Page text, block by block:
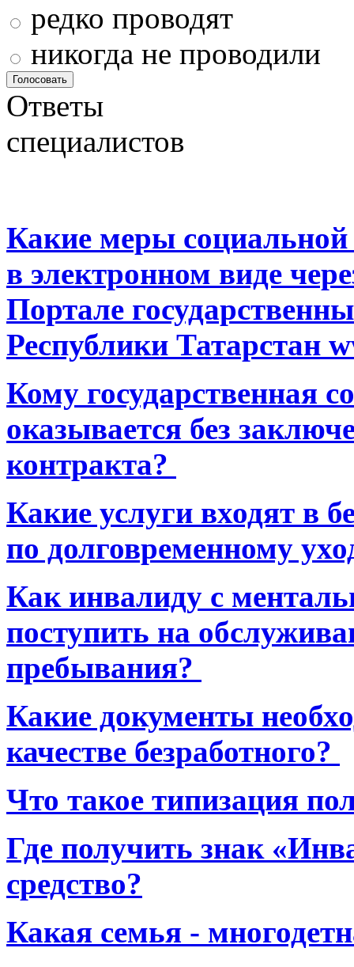
редко проводят
никогда не проводили
Ответы
специалистов
Какие меры
в электронном виде
Портале
Республики Татарстан
Кому государственная
оказывается без
контракта?
Какие услуги входят в
по долговременному
Как инвалиду с
поступить на
пребывания?
Какие документы
качестве безработного?
Что такое типизация
Где получить знак
средство?
Какая семья -